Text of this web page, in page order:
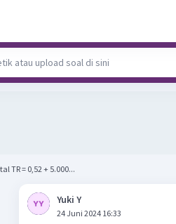
TR = 0,52 + 5.000...
Yuki Y
24 Juni 2024 16:33